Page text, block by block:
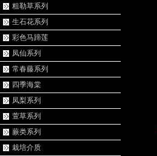
粗勒草系列
生石花系列
彩色马蹄莲
凤仙系列
常春藤系列
四季海棠
凤梨系列
萱草系列
蕨类系列
栽培介质